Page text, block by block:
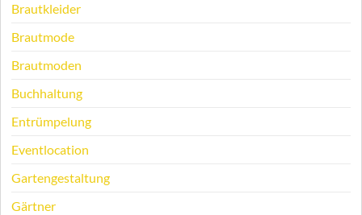
Brautkleider
Brautmode
Brautmoden
Buchhaltung
Entrümpelung
Eventlocation
Gartengestaltung
Gärtner